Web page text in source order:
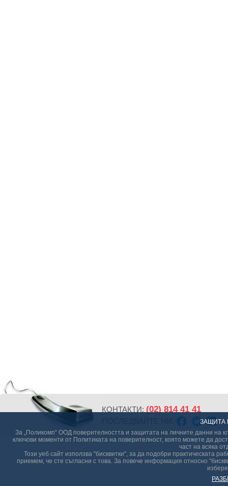
ЗАЩИТА
За „Поликомп“ ООД поверителността и защитата на личните данни на
ключови моменти от Политиката на поверителност, която можете да
част на всяка
Този уеб сайт използва "бисквитки", за да подобри практическата
приемем, че сте съгласни с това. За повече информация относно
КОНТАКТИ: (02) 814 41 41